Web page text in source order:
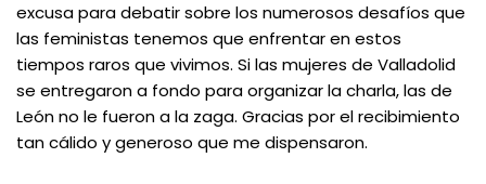
excusa para debatir sobre los numerosos desafíos que
las feministas tenemos que enfrentar en estos
tiempos raros que vivimos. Si las mujeres de Valladolid
se entregaron a fondo para organizar la charla, las de
León no le fueron a la zaga. Gracias por el recibimiento
tan cálido y generoso que me dispensaron.